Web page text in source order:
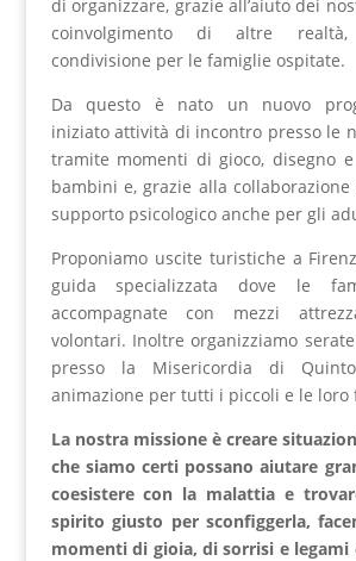
di organizzare, grazie all’aiuto dei
coinvolgimento di altre
condivisione per le famiglie ospitate.
Da questo è nato un nuovo
iniziato attività di incontro presso le
tramite momenti di gioco, disegno
bambini e, grazie alla
supporto psicologico anche per gli
Proponiamo uscite turistiche a
guida specializzata dove le
accompagnate con mezzi
volontari. Inoltre organizziamo
presso la Misericordia di
animazione per tutti i piccoli e le loro
La nostra missione è creare
che siamo certi possano aiutare
coesistere con la malattia e
spirito giusto per sconfiggerla,
momenti di gioia, di sorrisi e legami